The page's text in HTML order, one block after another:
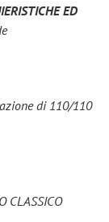
ED
di 110/110
CLASSICO